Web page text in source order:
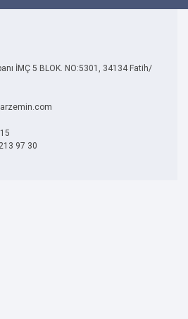
İMÇ 5 BLOK. NO:5301, 34134 Fatih/
97 30